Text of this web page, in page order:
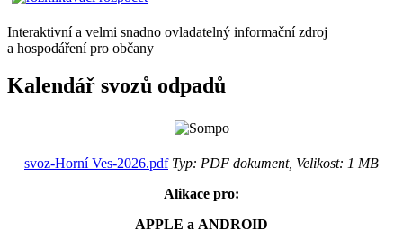
Interaktivní a velmi snadno ovladatelný informační zdroj
a hospodáření pro občany
Kalendář svozů odpadů
svoz-Horní Ves-2026.pdfTyp: PDF dokument, Velikost: 1 MB
Alikace pro:
APPLE a ANDROID